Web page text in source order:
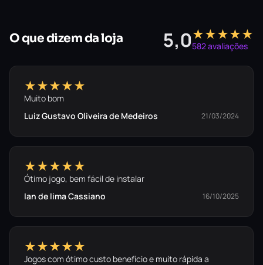
O que dizem da loja 5,0★★★★★
582 avaliações
★★★★★
Muito bom
Luiz Gustavo Oliveira de Medeiros
21/03/2024
★★★★★
Ótimo jogo, bem fácil de instalar
Ian de lima Cassiano
16/10/2025
★★★★★
Jogos com ótimo custo benefício e muito rápida a